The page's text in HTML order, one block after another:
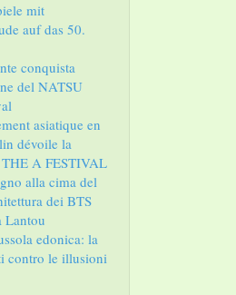
mit
auf das 50.
conquista
del NATSU
asiatique en
dévoile la
A FESTIVAL
alla cima del
dei BTS
Lantou
edonica: la
contro le illusioni